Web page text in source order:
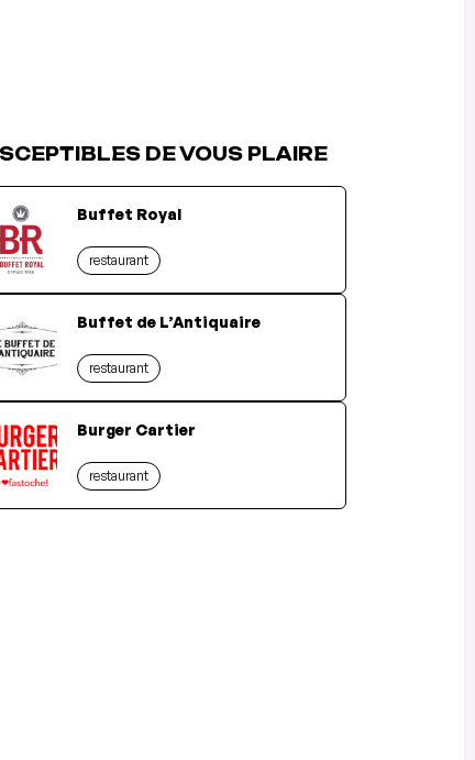
DE VOUS PLAIRE
Buffet Royal
restaurant
Buffet de L’Antiquaire
restaurant
Burger Cartier
restaurant